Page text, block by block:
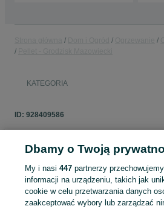
KATEGORIA
ID: 928409586
Zaloguj się lub załóż konto na
sprzedającym
Dbamy o Twoją
My i nasi447 partnerzy
informacji na urządzeniu, takich jak
cookie w celu przetwarzania danych
zaakceptować wybory lub zarządzać